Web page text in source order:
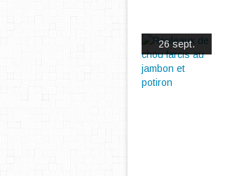
26 sept.